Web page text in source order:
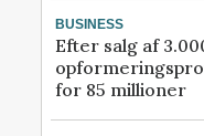
BUSINESS
Efter salg af
for 85 millioner